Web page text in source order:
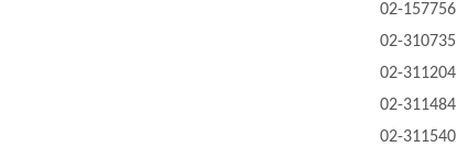
02-157756
02-310735
02-311204
02-311484
02-311540